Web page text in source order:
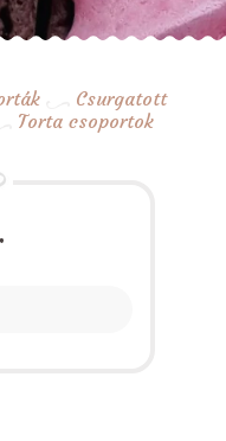
Csurgatott
Torta csoportok